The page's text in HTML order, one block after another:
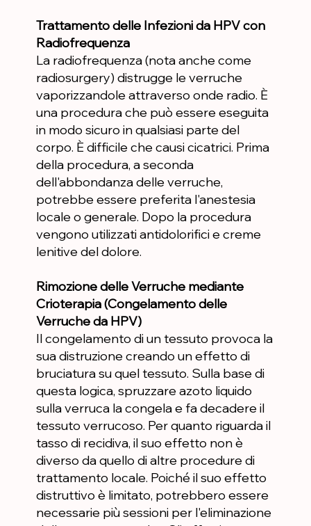
Trattamento delle Infezioni da HPV con
Radiofrequenza
La radiofrequenza (nota anche come
radiosurgery) distrugge le verruche
vaporizzandole attraverso onde radio. È
una procedura che può essere eseguita
in modo sicuro in qualsiasi parte del
corpo. È difficile che causi cicatrici. Prima
della procedura, a seconda
dell'abbondanza delle verruche,
potrebbe essere preferita l'anestesia
locale o generale. Dopo la procedura
vengono utilizzati antidolorifici e creme
lenitive del dolore.
Rimozione delle Verruche mediante
Crioterapia (Congelamento delle
Verruche da HPV)
Il congelamento di un tessuto provoca la
sua distruzione creando un effetto di
bruciatura su quel tessuto. Sulla base di
questa logica, spruzzare azoto liquido
sulla verruca la congela e fa decadere il
tessuto verrucoso. Per quanto riguarda il
tasso di recidiva, il suo effetto non è
diverso da quello di altre procedure di
trattamento locale. Poiché il suo effetto
distruttivo è limitato, potrebbero essere
necessarie più sessioni per l'eliminazione